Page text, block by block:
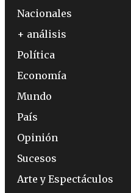
Nacionales
+ análisis
Política
Economía
Mundo
País
Opinión
Sucesos
Arte y Espectáculos